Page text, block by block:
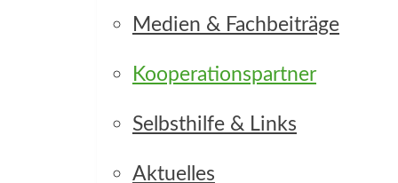
Medien & Fachbeiträge
Kooperationspartner
Selbsthilfe & Links
Aktuelles